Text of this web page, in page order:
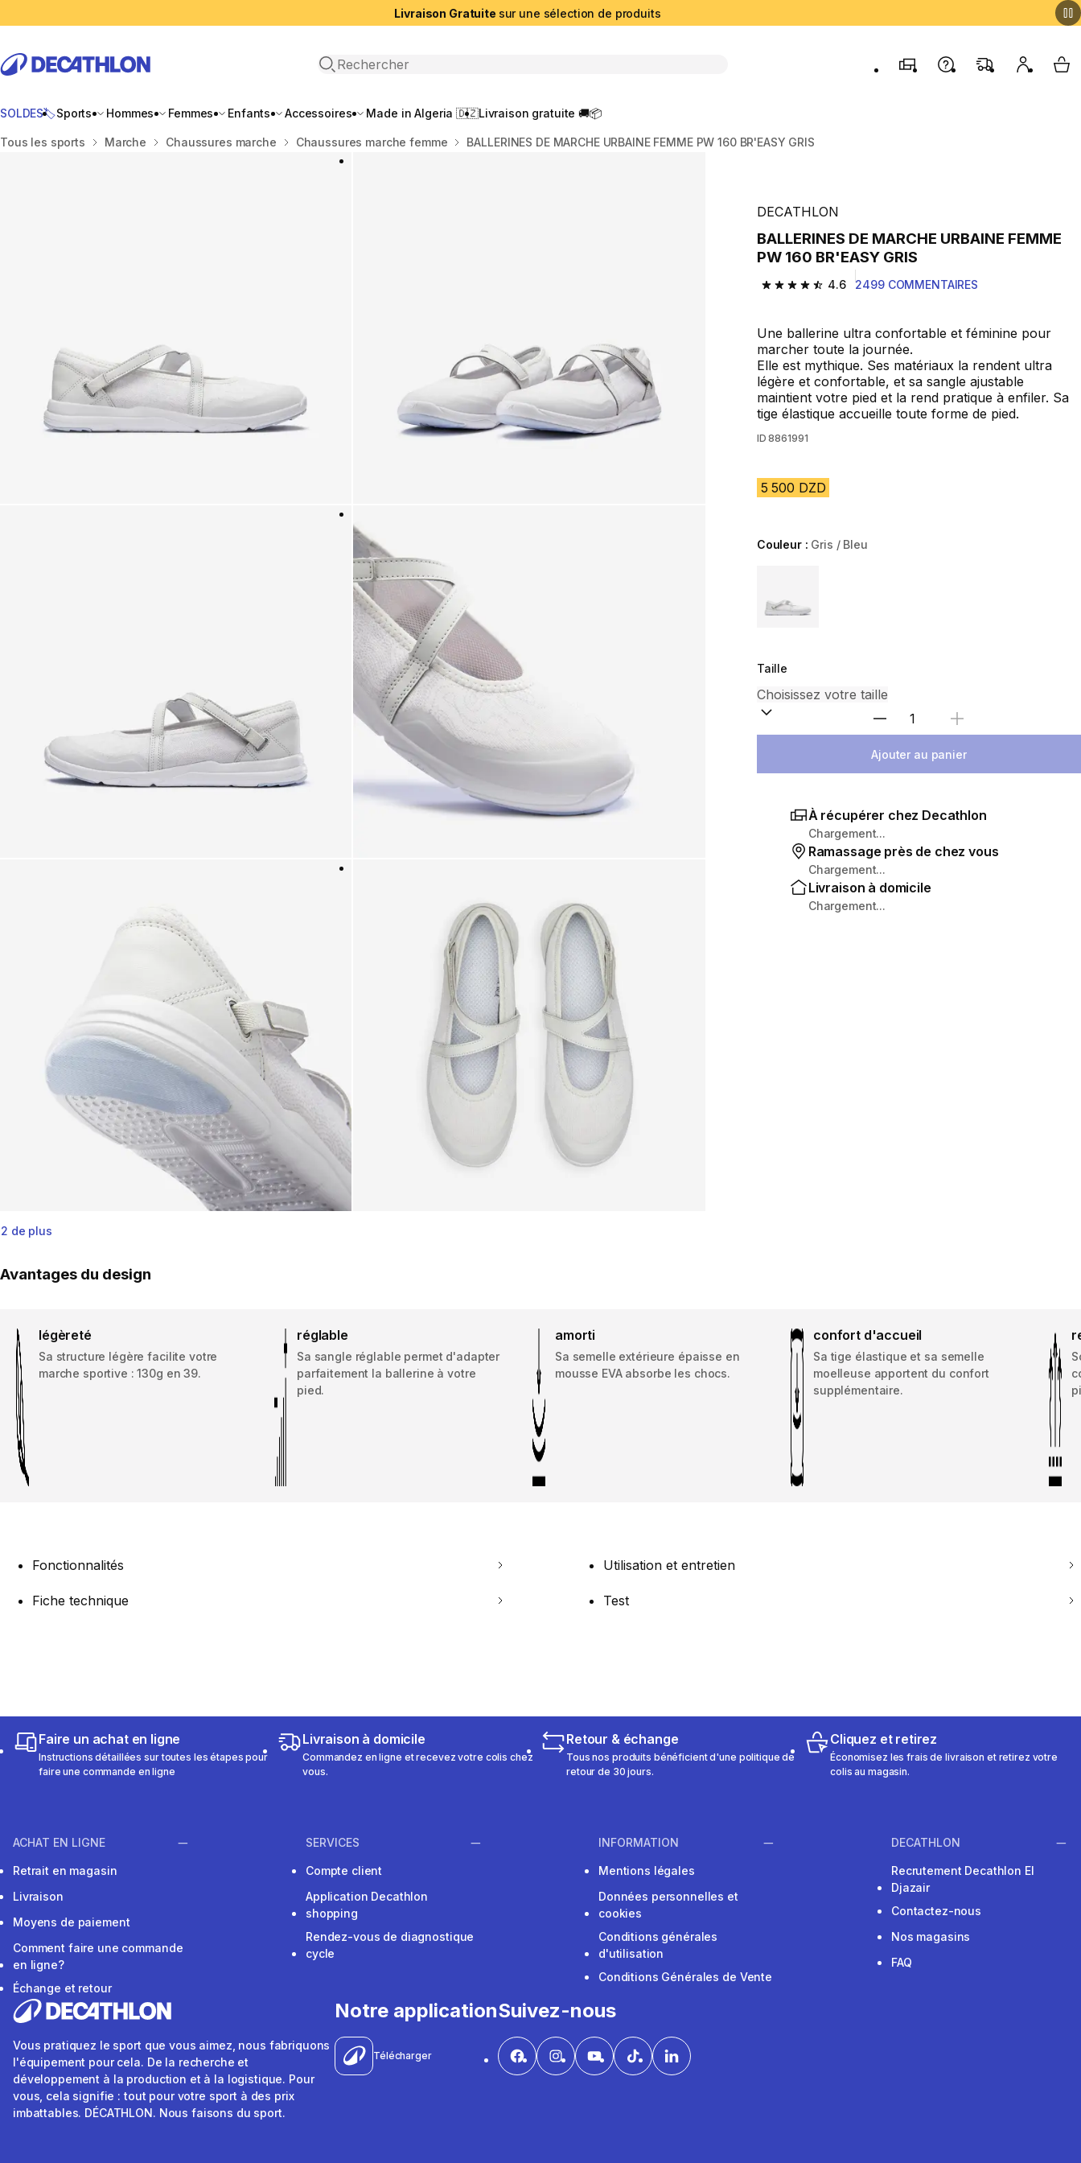
Livraison Gratuite sur une sélection de produits
Recherche ouverte
MagasinsContactez-nous
FAQ Mon My
SOLDES🏷️Sports Hommes Femmes Enfants Accessoires Made in Algeria 🇩🇿Livraison gratuite 🚚📦
Accueil
Tous les sports Marche Chaussures marche Chaussures marche femme BALLERINES DE MARCHE URBAINE FEMME PW 160 BR'EASY GRIS
2 de plus
DECATHLON
BALLERINES DE MARCHE URBAINE FEMME
PW 160 BR'EASY GRIS
4.6
4.6 out of 5 stars from 2499 reviews
2499 COMMENTAIRES
Une ballerine ultra confortable et féminine pour
marcher toute la journée.
Elle est mythique. Ses matériaux la rendent ultra
légère et confortable, et sa sangle ajustable
maintient votre pied et la rend pratique à enfiler. Sa
tige élastique accueille toute forme de pied.
ID 8861991
5 500 DZD
Couleur : Gris / Bleu
Taille
Sélectionnez la quantité
Ajouter au panier
À récupérer chez Decathlon
Chargement...
Ramassage près de chez vous
Chargement...
Livraison à domicile
Chargement...
Avantages du design
légèreté
Sa structure légère facilite votre
marche sportive : 130g en 39.
réglable
Sa sangle réglable permet d'adapter
parfaitement la ballerine à votre
pied.
amorti
Sa semelle extérieure épaisse en
mousse EVA absorbe les chocs.
confort d'accueil
Sa tige élastique et sa semelle
moelleuse apportent du confort
supplémentaire.
Fonctionnalités Utilisation et entretien
Fiche technique Test
Faire un achat en ligne
Instructions détaillées sur toutes les étapes pour
faire une commande en ligne
Livraison à domicile
Commandez en ligne et recevez votre colis chez
vous.
Retour & échange
Tous nos produits bénéficient d'une politique de
retour de 30 jours.
Cliquez et retirez
Économisez les frais de livraison et retirez votre
colis au magasin.
ACHAT EN LIGNE
Retrait en magasin
Livraison
Moyens de paiement
Comment faire une commande
en ligne?
Échange et retour
SERVICES
Compte client
Application Decathlon
shopping
Rendez-vous de diagnostique
cycle
INFORMATION
Mentions légales
Données personnelles et
cookies
Conditions générales
d'utilisation
Conditions Générales de Vente
DECATHLON
Recrutement Decathlon El
Djazair
Contactez-nous
Nos magasins
FAQ
Vous pratiquez le sport que vous aimez, nous fabriquons
l'équipement pour cela. De la recherche et
développement à la production et à la logistique. Pour
vous, cela signifie : tout pour votre sport à des prix
imbattables. DÉCATHLON. Nous faisons du sport.
Notre application
Télécharger
Suivez-nous